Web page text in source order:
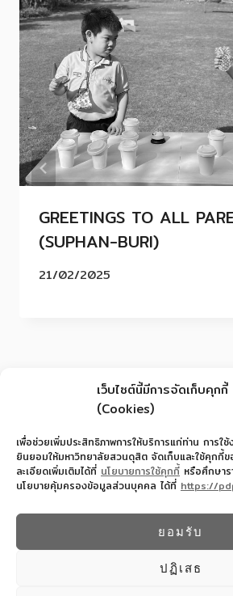
เว็บไซต์นี้มีการจัดเก็บคุกกี้
(Cookies)
เพื่อช่วยเพิ่มประสิทธิภาพการให้บริการแก่ท่าน การใช้
ยินยอมให้มหาวิทยาลัยสวนดุสิต จัดเก็บและใช้คุกกี้ข
ละเอียดเพิ่มเติมได้ที่ นโยบายการใช้คุกกี้ หรือศึกษาร
นโยบายคุ้มครองข้อมูลส่วนบุคคล ได้ที่ https://
ยอมรับ
ปฏิเสธ
GREETINGS TO ALL
(SUPHAN-BURI)
21/02/2025
022445587
© 2026 โรงเรียนสาธิตละอออุ
Theme byKadence